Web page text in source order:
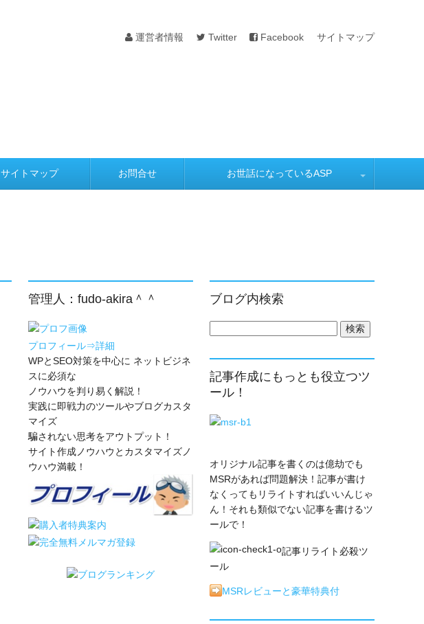
運営者情報 Twitter Facebook サイトマップ
サイトマップ お問合せ お世話になっているASP
管理人：fudo-akira＾＾
プロフィール⇒詳細
WPとSEO対策を中心に ネットビジネ
スに必須な
ノウハウを判り易く解説！
実践に即戦力のツールやブログカスタ
マイズ
騙されない思考をアウトプット！
サイト作成ノウハウとカスタマイズノ
ウハウ満載！
ブログ内検索
記事作成にもっとも役立つツ
ール！
オリジナル記事を書くのは億劫でも
MSRがあれば問題解決！記事が書け
なくってもリライトすればいいんじゃ
ん！それも類似でない記事を書けるツ
ールで！
記事リライト必殺ツ
ール
MSRレビューと豪華特典付